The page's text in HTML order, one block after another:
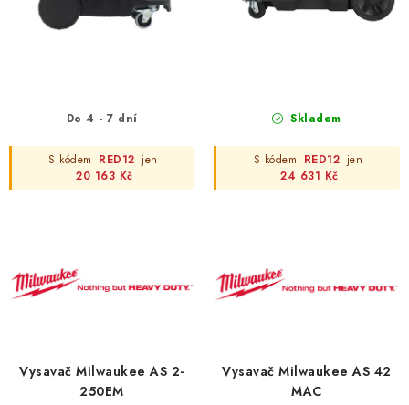
Do 4 - 7 dní
S kódem RED12 jen
20 163 Kč
Skladem
S kódem RED12 jen
24 631 Kč
Vysavač Milwaukee AS 2-
250EM
Vysavač Milwaukee AS 42
MAC